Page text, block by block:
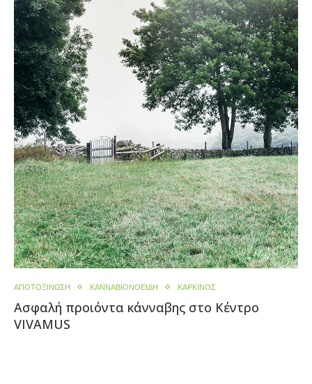
ΑΠΟΤΟΞΊΝΩΣΗ ΚΑΝΝΑΒΙΟΝΟΕΙΔΉ ΚΑΡΚΊΝΟΣ
Ασφαλή προιόντα κάνναβης στο Κέντρο
VIVAMUS